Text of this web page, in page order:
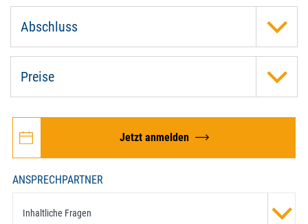
Abschluss
Preise
Jetzt anmelden
ANSPRECHPARTNER
Inhaltliche Fragen